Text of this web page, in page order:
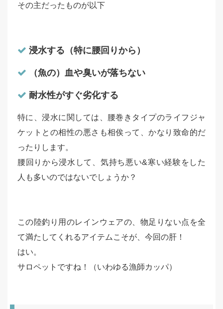
その主だったものが以下
浸水する（特に腰回りから）
（魚の）血や臭いが落ちない
耐水性がすぐ劣化する
特に、浸水に関しては、腰巻きタイプのライフジャ
ケットとの相性の悪さも相俟って、かなり致命的だ
ったりします。
腰回りから浸水して、気持ち悪い&寒い経験をした
人も多いのではないでしょうか？
この陸釣り用のレインウェアの、物足りない点を全
て満たしてくれるアイテムこそが、今回の肝！
はい。
サロペットですね！（いわゆる漁師カッパ）